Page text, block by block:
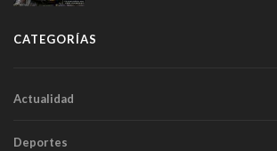
CATEGORÍAS
Actualidad
Deportes